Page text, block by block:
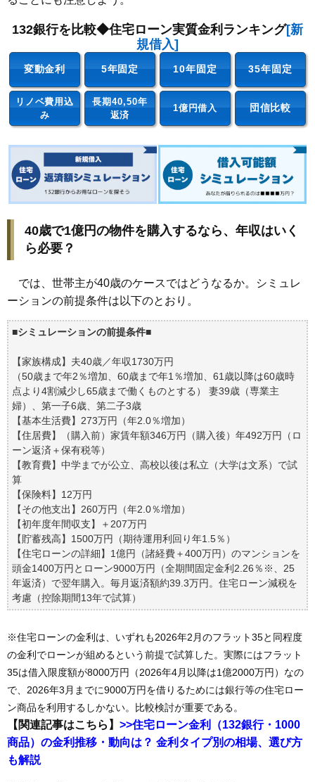
132銀行を比較◆住宅ローン実質金利ランキング[新
規借入]
変動金利 5年固定 10年固定 35年固定
リノベ費用込
み
長期40,50年
返済
1億円借入 団信比較
40歳で1億円の物件を購入するなら、年収はいく
ら必要？
では、世帯主が40歳のケースではどうなるか。シミュレ
ーションの前提条件は以下のとおり。
■シミュレーションの前提条件■
【家族構成】夫40歳／年収1730万円
（50歳まで年2％増加、60歳まで年1％増加、61歳以降は60歳時
点より4割減少し65歳まで働くものとする） 妻39歳（専業主
婦）、第一子6歳、第二子3歳
【基本生活費】273万円（年2.0％増加）
【住居費】（購入前）家賃年額346万円（購入後）年492万円（ロ
ーン返済＋保有税等）
【教育費】中学までが公立、高校以後は私立（大学は文系）で試
算
【保険料】12万円
【その他支出】260万円（年2.0％増加）
【初年度年間収支】＋207万円
【貯蓄残高】1500万円（期待運用利回り年1.5％）
【住宅ローンの詳細】1億円（諸経費＋400万円）のマンションを
頭金1400万円とローン9000万円（全期間固定金利2.26％※、25
年返済）で翌年購入。毎月返済額約39.3万円。住宅ローン減税を
考慮（控除期間13年で試算）
※住宅ローンの金利は、いずれも2026年2月のフラット35と同程度
の金利でローンが組めるという前提で試算した。実際にはフラット
35は借入限度額が8000万円（2026年4月以降は1億2000万円）なの
で、2026年3月までに9000万円を借りるためには銀行等の住宅ロー
ン商品を利用するしかない。比較検討が重要である。
【関連記事はこちら】 >>住宅ローン金利（132銀行・1000
商品）の金利推移・動向は？ 金利タイプ別の相場、選び方
も解説